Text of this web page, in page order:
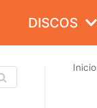
DISCOS
Inicio